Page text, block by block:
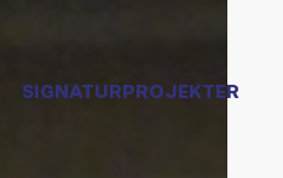
SIGNATURPROJEKTER